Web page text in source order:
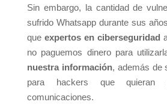
Sin embargo, la cantidad de
sufrido Whatsapp durante sus
que expertos en ciberseguridad
no paguemos dinero para
nuestra información, además de
para hackers que quieran
comunicaciones.